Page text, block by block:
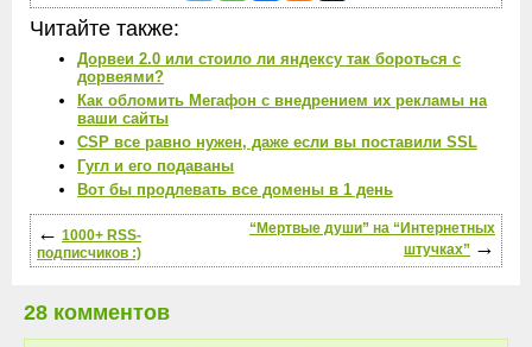
Читайте также:
Дорвеи 2.0 или стоило ли яндексу так бороться с
дорвеями?
Как обломить Мегафон с внедрением их рекламы на
ваши сайты
CSP все равно нужен, даже если вы поставили SSL
Гугл и его подаваны
Вот бы продлевать все домены в 1 день
← 1000+ RSS-
подписчиков :)
“Мертвые души” на “Интернетных
штучках” →
28 комментов